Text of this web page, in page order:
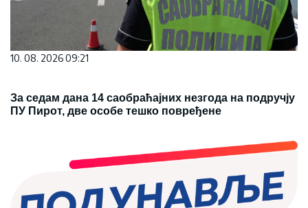
10. 08. 2026 09:21
За седам дана 14 саобраћајних незгода на подручју
ПУ Пирот, две особе тешко повређене